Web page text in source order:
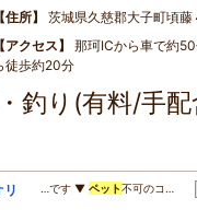
住所
茨城県久慈郡大子町頃藤
アクセス
那珂ICから車で約
徒歩約20分
釣り(有料/手
…です ▼ ペット不可のコ…